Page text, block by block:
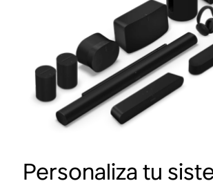
Personaliza tu